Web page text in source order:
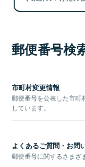
郵便番号検
市町村変更情報
郵便番号を公表した市町
しています。
よくあるご質問・お問
郵便番号に関するさまざ